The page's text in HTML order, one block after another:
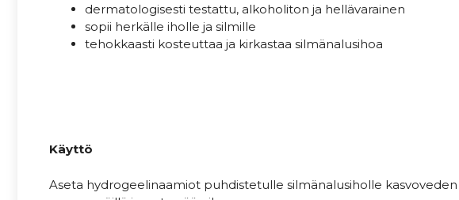
dermatologisesti testattu, alkoholiton ja hellävarainen
sopii herkälle iholle ja silmille
tehokkaasti kosteuttaa ja kirkastaa silmänalusihoa
Käyttö
Aseta hydrogeelinaamiot puhdistetulle silmänalusiholle